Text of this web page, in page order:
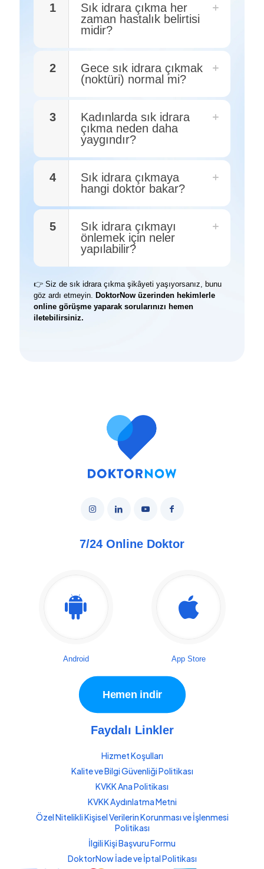
1
Sık idrara çıkma her
zaman hastalık belirtisi
midir?
2
Gece sık idrara çıkmak
(noktüri) normal mi?
3
Kadınlarda sık idrara
çıkma neden daha
yaygındır?
4
Sık idrara çıkmaya
hangi doktor bakar?
5
Sık idrara çıkmayı
önlemek için neler
yapılabilir?
👉 Siz de sık idrara çıkma şikâyeti yaşıyorsanız, bunu
göz ardı etmeyin. DoktorNow üzerinden hekimlerle
online görüşme yaparak sorularınızı hemen
iletebilirsiniz.
7/24 Online Doktor
Android App Store
Hemen indir
Faydalı Linkler
Hizmet Koşulları
Kalite ve Bilgi Güvenliği Politikası
KVKK Ana Politikası
KVKK Aydınlatma Metni
Özel Nitelikli Kişisel Verilerin Korunması ve İşlenmesi
Politikası
İlgili Kişi Başvuru Formu
DoktorNow İade ve İptal Politikası